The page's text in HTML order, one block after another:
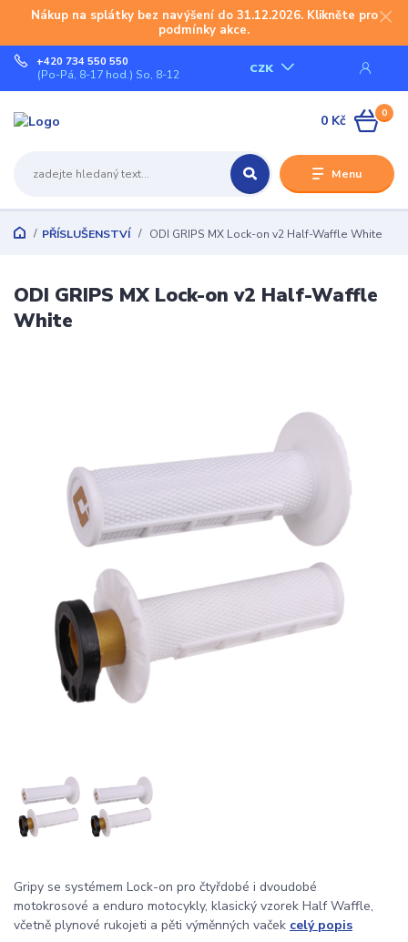
Nákup na splátky bez navýšení do 31.12.2026. Klikněte pro
podmínky akce.
Menu
CZK
+420 734 550 550
(Po-Pá, 8-17 hod.) So, 8-12
0
0 Kč
PŘÍSLUŠENSTVÍ ODI GRIPS MX Lock-on v2 Half-Waffle White
ODI GRIPS MX Lock-on v2 Half-Waffle
White
Gripy se systémem Lock-on pro čtyřdobé i dvoudobé
motokrosové a enduro motocykly, klasický vzorek Half Waffle,
včetně plynové rukojeti a pěti výměnných vaček celý popis